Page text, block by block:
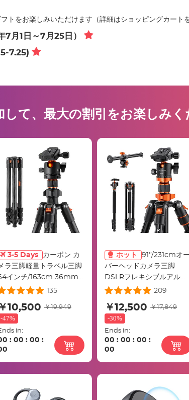
をお楽しみいただけます（詳細はショッピングカート
月1日～7月25日）
7.25)
して、最大の割引をお楽しみく
3-5 Days
カーボン カ
ラ三脚軽量トラベル三脚
インチ/163cm 36mm
タルボールヘッド 耐荷重
リースプレート デジタル一
レフカメラ 屋内 屋外用
36L
135
￥10,500 ￥19,949
-47%
in:
: 00 : 00 :
ホット
91‘’/231cmオー
バーヘッドカメラ三脚
DSLRフレキシブルアルミ
ニウムトラベル三脚22lbs /
チアングルセンターカラ
ム、K234A7+BH-28L（旧
モデルS210）
209
￥12,500 ￥17,849
-30%
Ends in:
00 :00 :00 :
00